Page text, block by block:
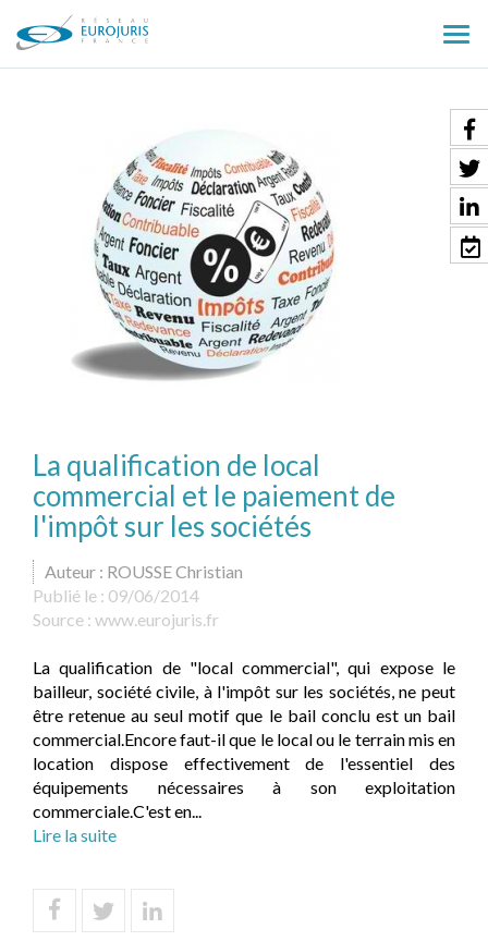
le
La qualification de local
commercial et le paiement de
l'impôt sur les sociétés
Auteur : ROUSSE Christian
Publié le : 09/06/2014
Source : www.eurojuris.fr
La qualification de "local commercial", qui expose le
bailleur, société civile, à l'impôt sur les sociétés, ne peut
être retenue au seul motif que le bail conclu est un bail
commercial.Encore faut-il que le local ou le terrain mis en
location dispose effectivement de l'essentiel des
équipements nécessaires à son exploitation
commerciale.C'est en...
Lire la suite